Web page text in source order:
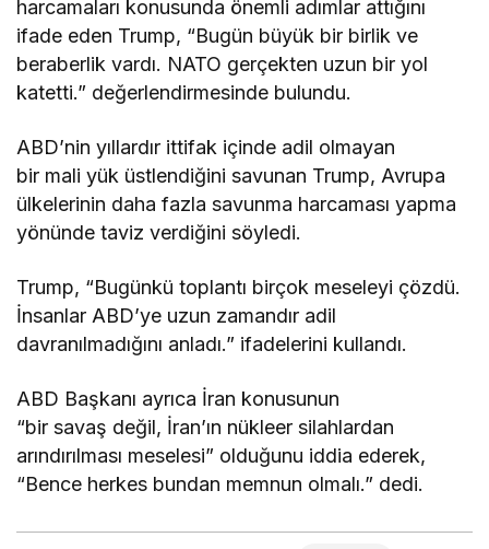
harcamaları konusunda önemli adımlar attığını
ifade eden Trump, “Bugün büyük bir birlik ve
beraberlik vardı. NATO gerçekten uzun bir yol
katetti.” değerlendirmesinde bulundu.
ABD’nin yıllardır ittifak içinde adil olmayan
bir mali yük üstlendiğini savunan Trump, Avrupa
ülkelerinin daha fazla savunma harcaması yapma
yönünde taviz verdiğini söyledi.
Trump, “Bugünkü toplantı birçok meseleyi çözdü.
İnsanlar ABD’ye uzun zamandır adil
davranılmadığını anladı.” ifadelerini kullandı.
ABD Başkanı ayrıca İran konusunun
“bir savaş değil, İran’ın nükleer silahlardan
arındırılması meselesi” olduğunu iddia ederek,
“Bence herkes bundan memnun olmalı.” dedi.